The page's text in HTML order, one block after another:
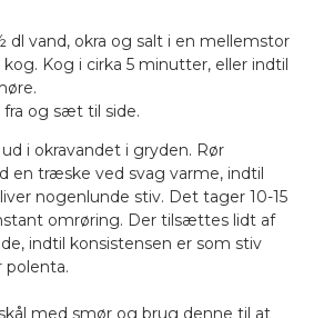
dl vand, okra og salt i en mellemstor
Kog i cirka 5 minutter, eller indtil
fra og sæt til side.
i okravandet i gryden. Rør
en træske ved svag varme, indtil
nogenlunde stiv. Det tager 10-15
omrøring. Der tilsættes lidt af
indtil konsistensen er som stiv
polenta.
med smør og brug denne til at